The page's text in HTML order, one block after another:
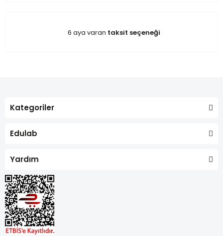
6 aya varan taksit seçeneği
Kategoriler
Edulab
Yardım